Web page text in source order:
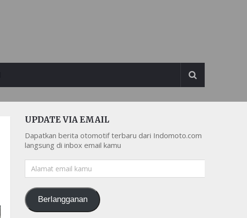
UPDATE VIA EMAIL
Dapatkan berita otomotif terbaru dari Indomoto.com
langsung di inbox email kamu
Alamat
email
Berlangganan